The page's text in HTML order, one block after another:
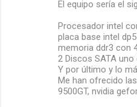
El equipo sería el
Procesador intel
placa base intel
memoria ddr3 con
2 Discos SATA
Y por último y lo
Me han ofrecido
9500GT, nvidia